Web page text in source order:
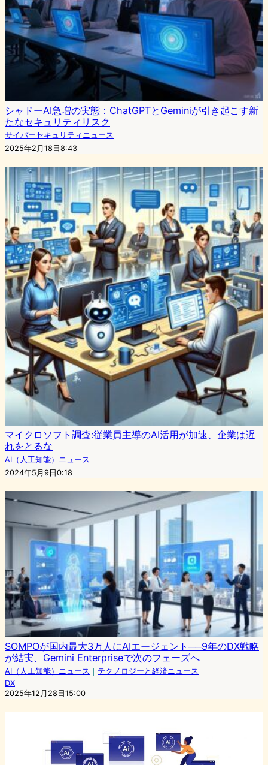
シャドーAI急増の実態：ChatGPTとGeminiが引き起こす新
たなセキュリティリスク
サイバーセキュリティニュース
2025年2月18日8:43
マイクロソフト調査:従業員主導のAI活用が加速、企業は遅
れをとるな
AI（人工知能）ニュース
2024年5月9日0:18
SOMPOが国内最大3万人にAIエージェント──9年のDX戦略
が結実、Gemini Enterpriseで次のフェーズへ
AI（人工知能）ニュース ｜ テクノロジーと経済ニュース
DX
2025年12月28日15:00